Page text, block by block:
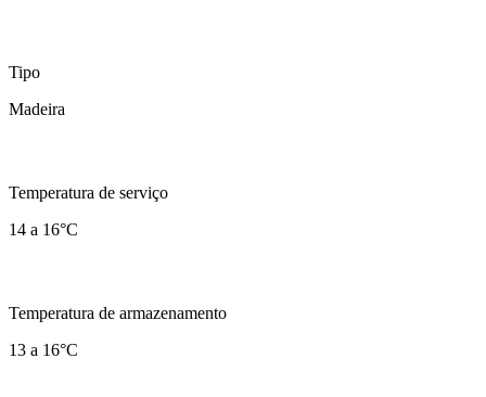
Tipo
Madeira
Temperatura de serviço
14 a 16°C
Temperatura de armazenamento
13 a 16°C